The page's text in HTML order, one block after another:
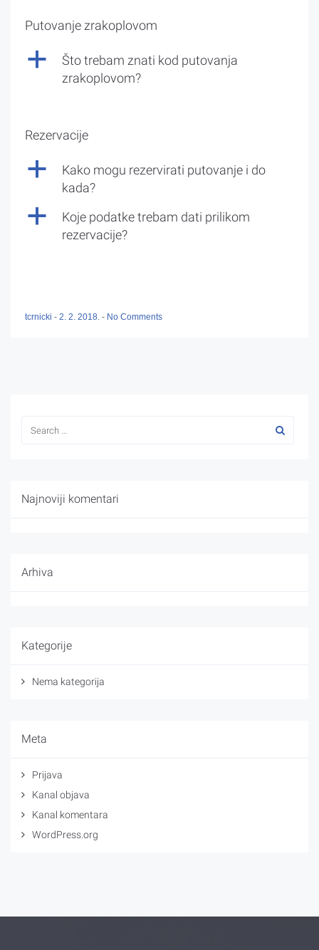
Putovanje zrakoplovom
a
Što trebam znati kod putovanja
zrakoplovom?
Rezervacije
a
Kako mogu rezervirati putovanje i do
kada?
a
Koje podatke trebam dati prilikom
rezervacije?
tcrnicki - 2. 2. 2018. - No Comments
Najnoviji komentari
Arhiva
Kategorije
Nema kategorija
Meta
Prijava
Kanal objava
Kanal komentara
WordPress.org